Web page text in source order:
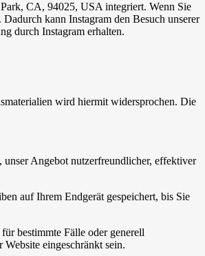
CA, 94025, USA integriert. Wenn Sie
kann Instagram den Besuch unserer
durch Instagram erhalten.
wird hiermit widersprochen. Die
unser Angebot nutzerfreundlicher, effektiver
auf Ihrem Endgerät gespeichert, bis Sie
bestimmte Fälle oder generell
eingeschränkt sein.